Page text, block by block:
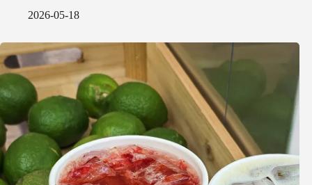
2026-05-18